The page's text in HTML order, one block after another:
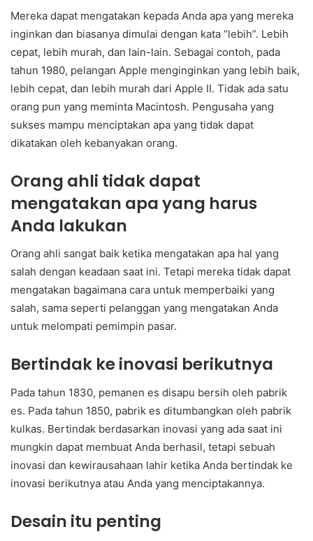
Mereka dapat mengatakan kepada Anda apa yang mereka
inginkan dan biasanya dimulai dengan kata “lebih”. Lebih
cepat, lebih murah, dan lain-lain. Sebagai contoh, pada
tahun 1980, pelangan Apple menginginkan yang lebih baik,
lebih cepat, dan lebih murah dari Apple II. Tidak ada satu
orang pun yang meminta Macintosh. Pengusaha yang
sukses mampu menciptakan apa yang tidak dapat
dikatakan oleh kebanyakan orang.
Orang ahli tidak dapat
mengatakan apa yang harus
Anda lakukan
Orang ahli sangat baik ketika mengatakan apa hal yang
salah dengan keadaan saat ini. Tetapi mereka tidak dapat
mengatakan bagaimana cara untuk memperbaiki yang
salah, sama seperti pelanggan yang mengatakan Anda
untuk melompati pemimpin pasar.
Bertindak ke inovasi berikutnya
Pada tahun 1830, pemanen es disapu bersih oleh pabrik
es. Pada tahun 1850, pabrik es ditumbangkan oleh pabrik
kulkas. Bertindak berdasarkan inovasi yang ada saat ini
mungkin dapat membuat Anda berhasil, tetapi sebuah
inovasi dan kewirausahaan lahir ketika Anda bertindak ke
inovasi berikutnya atau Anda yang menciptakannya.
Desain itu penting